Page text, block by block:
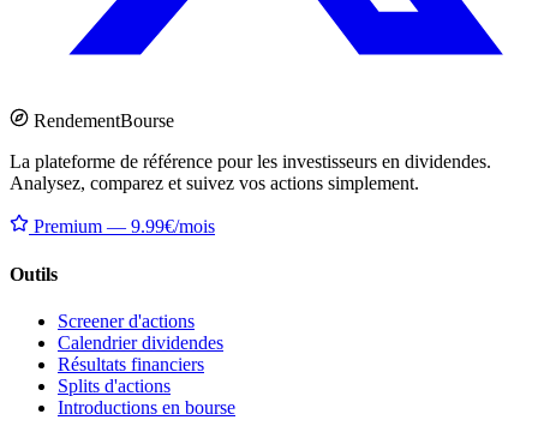
RendementBourse
La plateforme de référence pour les investisseurs en dividendes.
Analysez, comparez et suivez vos actions simplement.
Premium — 9.99€/mois
Outils
Screener d'actions
Calendrier dividendes
Résultats financiers
Splits d'actions
Introductions en bourse